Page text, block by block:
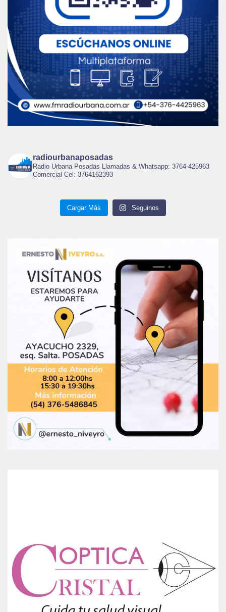
radiourbanaposadas
Radio Urbana Posadas Llamadas & Whatsapp: 3764-425963
Comercial Cel: 3764162393
Cargar Más Seguinos